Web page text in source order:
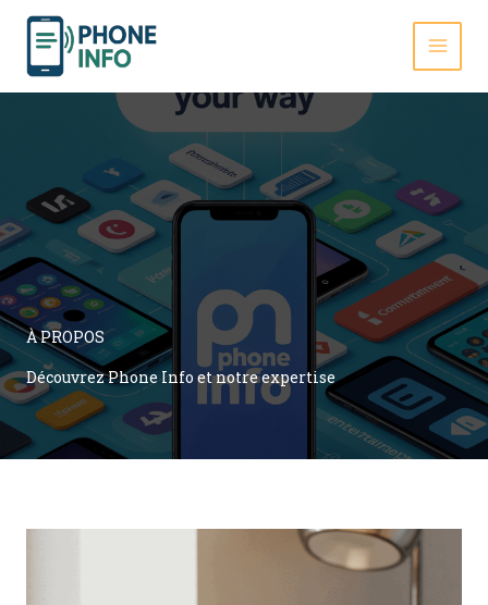
Aller
À PROPOS
Découvrez Phone Info et notre expertise